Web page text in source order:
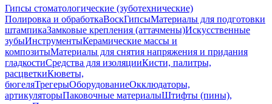
Гипсы стоматологические (зуботехнические)
Полировка и обработкаВоскГипсыМатериалы для подготовки
штампикаЗамковые крепления (аттачмены)Искусственные
зубыИнструментыКерамические массы и
композитыМатериалы для снятия напряжения и придания
гладкостиСредства для изоляцииКисти, палитры,
расцветкиКюветы,
бюгеляТрегерыОборудованиеОкклюдаторы,
артикуляторыПаковочные материалыШтифты (пины),